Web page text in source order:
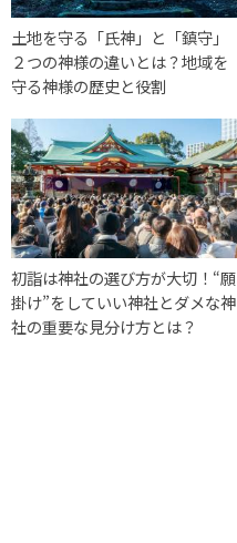
土地を守る「氏神」と「鎮守」
２つの神様の違いとは？地域を
守る神様の歴史と役割
初詣は神社の選び方が大切！“願
掛け”をしていい神社とダメな神
社の重要な見分け方とは？